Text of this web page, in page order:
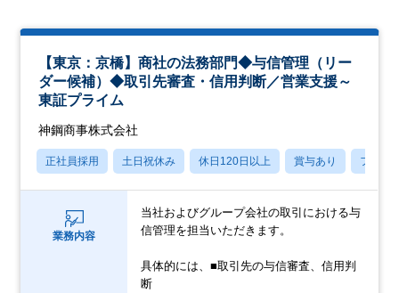
【東京：京橋】商社の法務部門◆与信管理（リー
ダー候補）◆取引先審査・信用判断／営業支援～
東証プライム
神鋼商事株式会社
正社員採用 土日祝休み 休日120日以上 賞与あり フレッ
業務内容
当社およびグループ会社の取引における与
信管理を担当いただきます。
具体的には、■取引先の与信審査、信用判
断